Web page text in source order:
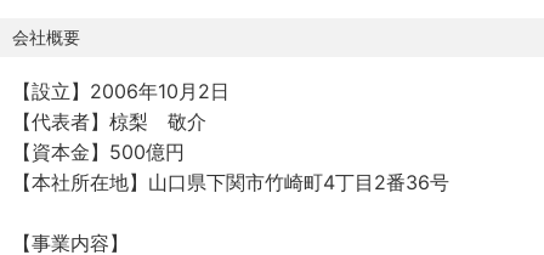
山口銀行、もみじ銀行、北九州銀行の3行を中核とする、西
日本最大級の広域金融グループです。
山口・広島・福岡（北九州）を地盤に、銀行の枠を超えた
「地域課題解決のプラットフォーマー」として、独自の存
在感を発揮しています。
※本ポジションは、株式会社山口フィナンシャルグループで
採用し、株式会社もみじ銀行への出向となります。
諸手当：通勤手当（実費、上限5万円/月）
住宅手当（賃貸世帯主の場合：家賃の60％、上限35,400
円）
【福利厚生】
会社概要
【設立】2006年10月2日
【代表者】椋梨 敬介
【資本金】500億円
【本社所在地】山口県下関市竹崎町4丁目2番36号
【事業内容】